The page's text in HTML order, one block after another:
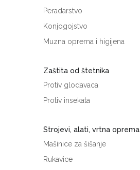
Peradarstvo
Konjogojstvo
Muzna oprema i higijena
Zaštita od štetnika
Protiv glodavaca
Protiv insekata
Strojevi, alati, vrtna oprema
Mašinice za šišanje
Rukavice